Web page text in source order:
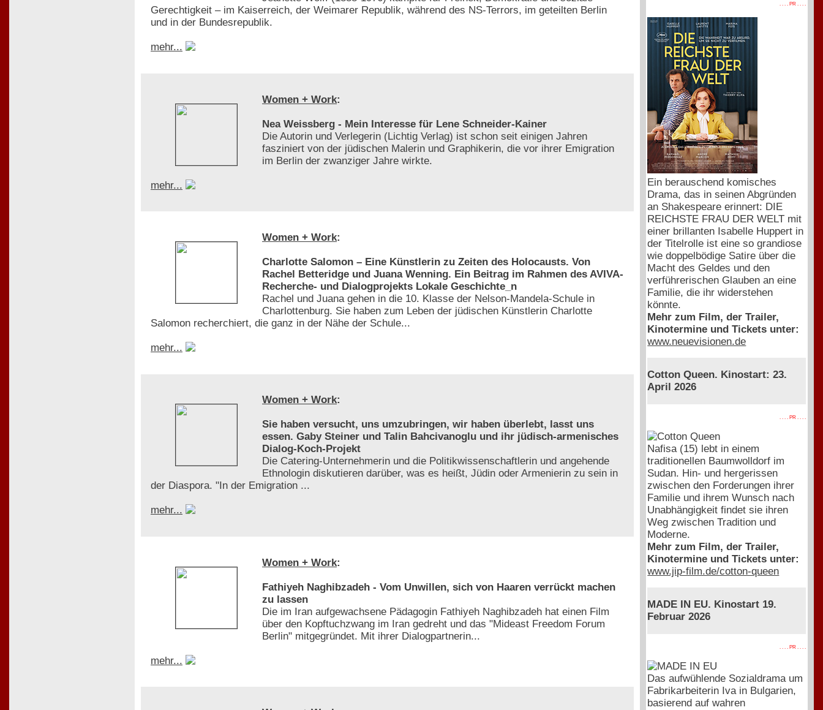
Gerechtigkeit – im Kaiserreich, der Weimarer Republik, während des NS-Terrors, im geteilten Berlin
und in der Bundesrepublik.
mehr...
Women + Work:
Nea Weissberg - Mein Interesse für Lene Schneider-Kainer
Die Autorin und Verlegerin (Lichtig Verlag) ist schon seit einigen Jahren
fasziniert von der jüdischen Malerin und Graphikerin, die vor ihrer Emigration
im Berlin der zwanziger Jahre wirkte.
mehr...
Women + Work:
Charlotte Salomon – Eine Künstlerin zu Zeiten des Holocausts. Von
Rachel Betteridge und Juana Wenning. Ein Beitrag im Rahmen des AVIVA-
Recherche- und Dialogprojekts Lokale Geschichte_n
Rachel und Juana gehen in die 10. Klasse der Nelson-Mandela-Schule in
Charlottenburg. Sie haben zum Leben der jüdischen Künstlerin Charlotte
Salomon recherchiert, die ganz in der Nähe der Schule...
mehr...
Women + Work:
Sie haben versucht, uns umzubringen, wir haben überlebt, lasst uns
essen. Gaby Steiner und Talin Bahcivanoglu und ihr jüdisch-armenisches
Dialog-Koch-Projekt
Die Catering-Unternehmerin und die Politikwissenschaftlerin und angehende
Ethnologin diskutieren darüber, was es heißt, Jüdin oder Armenierin zu sein in
der Diaspora. "In der Emigration ...
mehr...
Women + Work:
Fathiyeh Naghibzadeh - Vom Unwillen, sich von Haaren verrückt machen
zu lassen
Die im Iran aufgewachsene Pädagogin Fathiyeh Naghibzadeh hat einen Film
über den Kopftuchzwang im Iran gedreht und das "Mideast Freedom Forum
Berlin" mitgegründet. Mit ihrer Dialogpartnerin...
mehr...
. . . . PR . . . .
Ein berauschend komisches
Drama, das in seinen Abgründen
an Shakespeare erinnert: DIE
REICHSTE FRAU DER WELT mit
einer brillanten Isabelle Huppert in
der Titelrolle ist eine so grandiose
wie doppelbödige Satire über die
Macht des Geldes und den
verführerischen Glauben an eine
Familie, die ihr widerstehen
könnte.
Mehr zum Film, der Trailer,
Kinotermine und Tickets unter:
www.neuevisionen.de
Cotton Queen. Kinostart: 23.
April 2026
. . . . PR . . . .
Nafisa (15) lebt in einem
traditionellen Baumwolldorf im
Sudan. Hin- und hergerissen
zwischen den Forderungen ihrer
Familie und ihrem Wunsch nach
Unabhängigkeit findet sie ihren
Weg zwischen Tradition und
Moderne.
Mehr zum Film, der Trailer,
Kinotermine und Tickets unter:
www.jip-film.de/cotton-queen
MADE IN EU. Kinostart 19.
Februar 2026
. . . . PR . . . .
Das aufwühlende Sozialdrama um
Fabrikarbeiterin Iva in Bulgarien,
basierend auf wahren